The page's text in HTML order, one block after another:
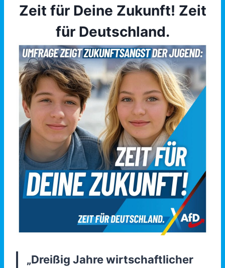
Zeit für Deine Zukunft! Zeit
für Deutschland.
„Dreißig Jahre wirtschaftlicher